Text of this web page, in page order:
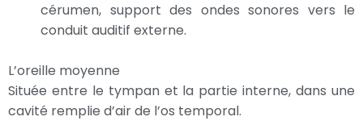
cérumen, support des ondes sonores vers le
conduit auditif externe.
L’oreille moyenne
Située entre le tympan et la partie interne, dans une
cavité remplie d’air de l’os temporal.